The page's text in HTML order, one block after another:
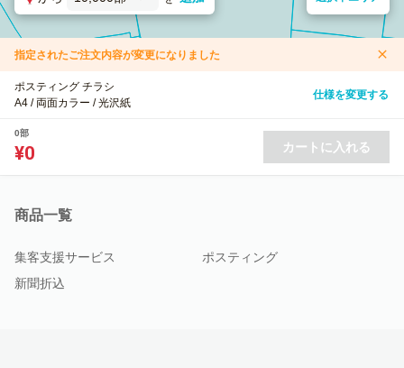
指定されたご注文内容が変更になりました
ポスティング チラシ
A4 / 両面カラー / 光沢紙
仕様を変更する
0部
¥0 カートに入れる
商品一覧
集客支援サービス
ポスティング
新聞折込